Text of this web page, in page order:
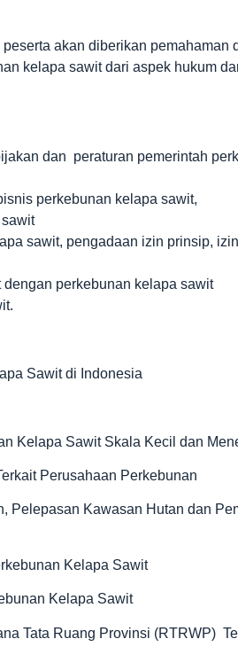
akan diberikan pemahaman
kelapa sawit dari aspek hukum
dan peraturan pemerintah
perkebunan kelapa sawit,
sawit, pengadaan izin prinsip,
perkebunan kelapa sawit
Sawit di Indonesia
Kelapa Sawit Skala Kecil dan
Perusahaan Perkebunan
Pelepasan Kawasan Hutan dan
Kelapa Sawit
Kelapa Sawit
Tata Ruang Provinsi (RTRWP)